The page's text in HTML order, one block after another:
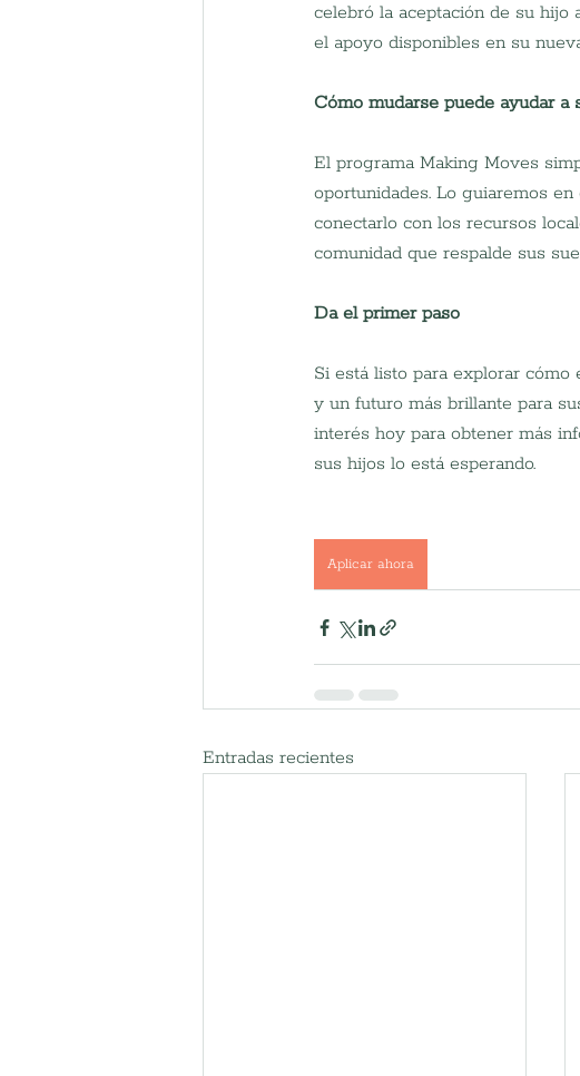
celebró la aceptación de su hijo
el apoyo disponibles en su
Cómo mudarse puede ayudar a
El programa Making Moves
oportunidades. Lo guiaremos
conectarlo con los recursos
comunidad que respalde sus
Da el primer paso
Si está listo para explorar
y un futuro más brillante para
interés hoy para obtener más
sus hijos lo está esperando.
Aplicar ahora
Entradas recientes